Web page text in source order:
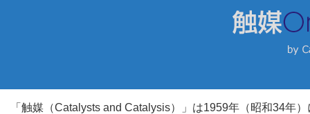
「触媒（Catalysts and Catalysis）」は1959年（昭和34年